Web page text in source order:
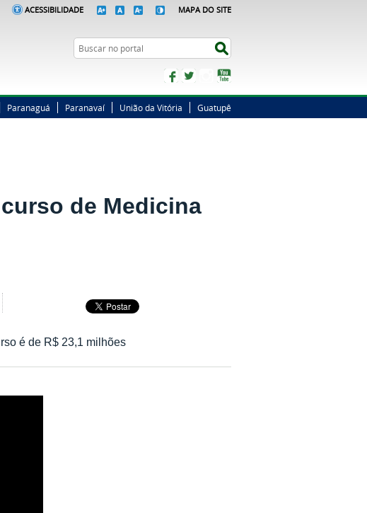
ACESSIBILIDADE MAPA DO SITE
Busca
FacebookTwitterInstagram
Paranaguá Paranavaí União da Vitória Guatupê
de Medicina
é de R$ 23,1 milhões